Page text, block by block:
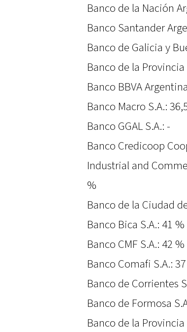
Banco de la Nación
Banco Santander
Banco de Galicia y
Banco de la
Banco BBVA
Banco Macro S.A.:
Banco GGAL S.A.: -
Banco Credicoop
Industrial and
%
Banco de la Ciudad
Banco Bica S.A.: 41 %
Banco CMF S.A.: 42 %
Banco Comafi S.A.:
Banco de Corrientes
Banco de Formosa
Banco de la